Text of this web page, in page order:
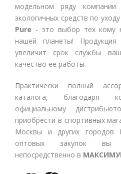
модельном ряду компании
экологичных средств по
Pure - это выбор тех кому
нашей планеты!
увеличит срок службы
качество ее работы.
Практически полный
каталога, благодаря
официальному
приобрести в спортивных
Москвы и других городов
оптовых закупок вы
непосредственно в